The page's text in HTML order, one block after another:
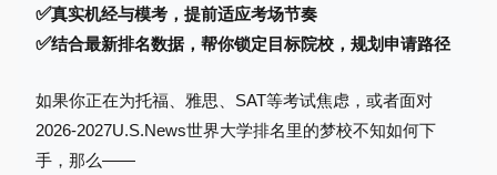
✅真实机经与模考，提前适应考场节奏
✅结合最新排名数据，帮你锁定目标院校，规划申请路径
如果你正在为托福、雅思、SAT等考试焦虑，或者面对
2026-2027U.S.News世界大学排名里的梦校不知如何下
手，那么——